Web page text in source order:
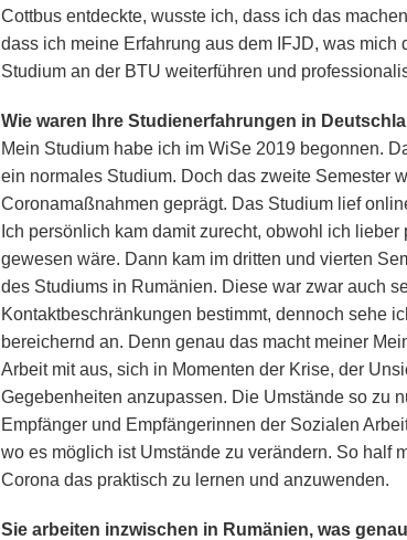
Cottbus entdeckte, wusste ich, dass ich das
dass ich meine Erfahrung aus dem IFJD, was mich
Studium an der BTU weiterführen und
Wie waren Ihre Studienerfahrungen in
Mein Studium habe ich im WiSe 2019 begonnen.
ein normales Studium. Doch das zweite Semester
Coronamaßnahmen geprägt. Das Studium lief
Ich persönlich kam damit zurecht, obwohl ich lieber
gewesen wäre. Dann kam im dritten und vierten
des Studiums in Rumänien. Diese war zwar auch
Kontaktbeschränkungen bestimmt, dennoch sehe
bereichernd an. Denn genau das macht meiner
Arbeit mit aus, sich in Momenten der Krise, der
Gegebenheiten anzupassen. Die Umstände so zu
Empfänger und Empfängerinnen der Sozialen
wo es möglich ist Umstände zu verändern. So half
Corona das praktisch zu lernen und anzuwenden.
Sie arbeiten inzwischen in Rumänien, was